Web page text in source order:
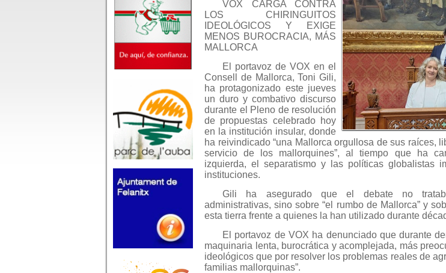
VOX CARGA CONTRA
LOS CHIRINGUITOS
IDEOLÓGICOS Y EXIGE
MENOS BUROCRACIA, MÁS
MALLORCA
El portavoz de VOX en el
Consell de Mallorca, Toni Gili,
ha protagonizado este jueves
un duro y combativo discurso
durante el Pleno de resolución
de propuestas celebrado hoy
en la institución insular, donde
ha reivindicado “una Mallorca orgullosa de sus raíces,
servicio de los mallorquines”, al tiempo que ha
izquierda, el separatismo y las políticas globalistas
instituciones.
Gili ha asegurado que el debate no
administrativas, sino sobre “el rumbo de Mallorca” y
esta tierra frente a quienes la han utilizado durante
El portavoz de VOX ha denunciado que durante
maquinaria lenta, burocrática y acomplejada, más
ideológicos que por resolver los problemas reales de
familias mallorquinas”.